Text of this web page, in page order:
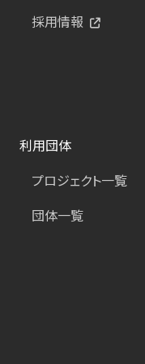
採用情報
利用団体
プロジェクト一覧
団体一覧